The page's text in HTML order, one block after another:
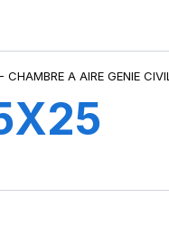
CHAMBRE A AIRE GENIE CIVIL